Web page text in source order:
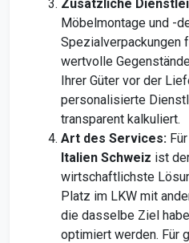
Zusätzliche
Möbelmontage und -
Spezialverpackungen
wertvolle
Ihrer Güter vor der
personalisierte
transparent kalkuliert.
Art des Services: Für
Italien Schweiz ist
wirtschaftlichste
Platz im LKW mit
die dasselbe Ziel
optimiert werden. Für